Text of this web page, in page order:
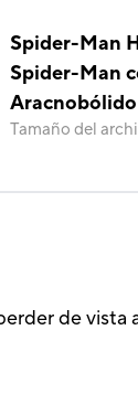
Spider-Man
Spider-Man
Aracnobólido
Tamaño del
de vista